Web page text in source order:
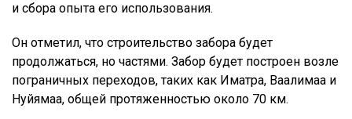
и сбора опыта его использования.
Он отметил, что строительство забора будет
продолжаться, но частями. Забор будет построен возле
пограничных переходов, таких как Иматра, Ваалимаа и
Нуйямаа, общей протяженностью около 70 км.